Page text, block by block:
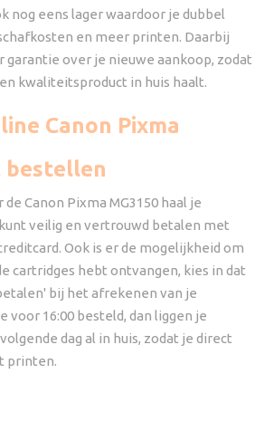
nog eens lager waardoor je dubbel
en meer printen. Daarbij
garantie over je nieuwe aankoop, zodat
kwaliteitsproduct in huis haalt.
Canon Pixma
bestellen
Canon Pixma MG3150 haal je
veilig en vertrouwd betalen met
Ook is er de mogelijkheid om
cartridges hebt ontvangen, kies in dat
bij het afrekenen van je
voor 16:00 besteld, dan liggen je
dag al in huis, zodat je direct
printen.